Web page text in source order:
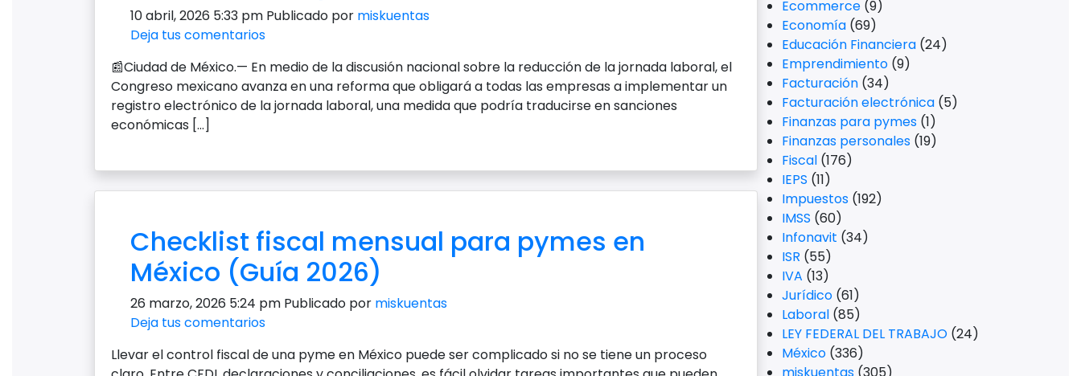
10 abril, 2026 5:33 pm Publicado por miskuentas
Deja tus comentarios
📰Ciudad de México.— En medio de la discusión nacional sobre la reducción de la jornada laboral, el
Congreso mexicano avanza en una reforma que obligará a todas las empresas a implementar un
registro electrónico de la jornada laboral, una medida que podría traducirse en sanciones
económicas […]
Checklist fiscal mensual para pymes en
México (Guía 2026)
26 marzo, 2026 5:24 pm Publicado por miskuentas
Deja tus comentarios
Llevar el control fiscal de una pyme en México puede ser complicado si no se tiene un proceso
Ecommerce (9)
Economía (69)
Educación Financiera (24)
Emprendimiento (9)
Facturación (34)
Facturación electrónica (5)
Finanzas para pymes (1)
Finanzas personales (19)
Fiscal (176)
IEPS (11)
Impuestos (192)
IMSS (60)
Infonavit (34)
ISR (55)
IVA (13)
Jurídico (61)
Laboral (85)
LEY FEDERAL DEL TRABAJO (24)
México (336)